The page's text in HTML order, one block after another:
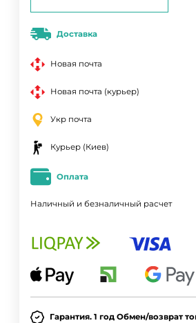
Доставка
Новая почта
Новая почта (курьер)
Укр почта
Курьер (Киев)
Оплата
Наличный и безналичный расчет
Гарантия. 1 год Обмен/возврат